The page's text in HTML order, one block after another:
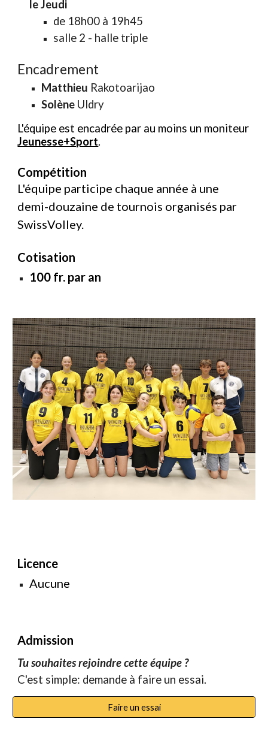
le Jeudi
de 18h00 à 19h45
salle 2 - halle triple
Encadrement
Matthieu Rakotoarijao
Solène Uldry
L'équipe est encadrée par au moins un moniteur
Jeunesse+Sport.
Compétition
L'équipe participe chaque année à une
demi-douzaine de tournois organisés par
SwissVolley.
Cotisation
100 fr. par an
Licence
Aucune
Admission
Tu souhaites rejoindre cette équipe ?
C'est simple: demande à faire un essai.
Faire un essai